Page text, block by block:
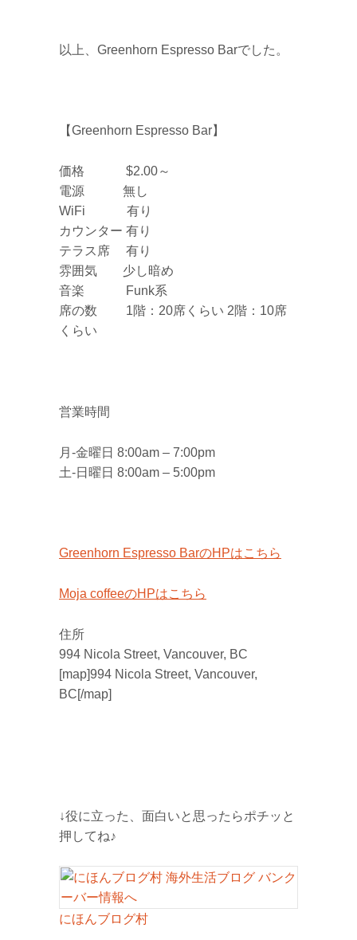
以上、Greenhorn Espresso Barでした。
【Greenhorn Espresso Bar】
価格 $2.00～
電源 無し
WiFi 有り
カウンター 有り
テラス席 有り
雰囲気 少し暗め
音楽 Funk系
席の数 1階：20席くらい 2階：10席
くらい
営業時間
月-金曜日 8:00am – 7:00pm
土-日曜日 8:00am – 5:00pm
Greenhorn Espresso BarのHPはこちら
Moja coffeeのHPはこちら
住所
994 Nicola Street, Vancouver, BC
[map]994 Nicola Street, Vancouver,
BC[/map]
↓役に立った、面白いと思ったらポチッと
押してね♪
にほんブログ村